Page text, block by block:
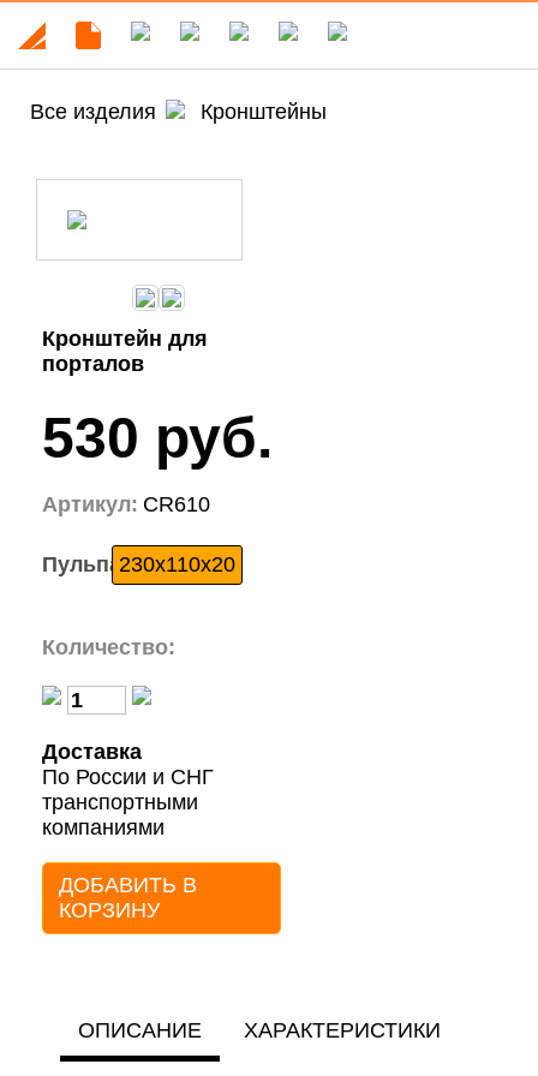
Все изделия Кронштейны
Кронштейн для
порталов
530 руб.
Артикул: CR610
Пульпа:230x110x20
Количество:
Доставка
По России и СНГ
транспортными
компаниями
ДОБАВИТЬ В
КОРЗИНУ
ОПИСАНИЕ ХАРАКТЕРИСТИКИ